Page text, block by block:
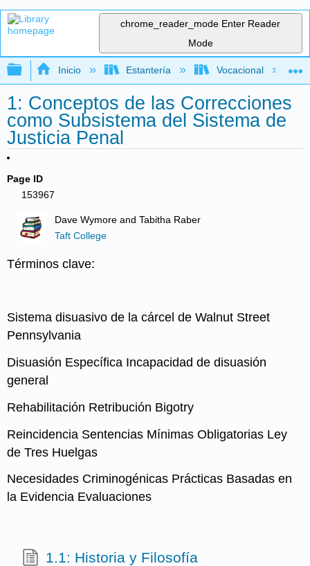
chrome_reader_mode Enter Reader
Mode
Expandir/contraer jerarquía global
Inicio Estantería Vocacional
1: Conceptos de las Correcciones
como Subsistema del Sistema de
Justicia Penal
Page ID
153967
Dave Wymore and Tabitha Raber
Taft College
Términos clave:
Sistemadisuasivo de la cárcel de Walnut Street
Pennsylvania
Disuasión Específica Incapacidad dedisuasión
general
Rehabilitación Retribución Bigotry
Reincidencia Sentencias MínimasObligatorias Ley
de Tres Huelgas
Necesidades Criminogénicas Prácticas Basadas en
la Evidencia Evaluaciones
1.1: Historia y Filosofía